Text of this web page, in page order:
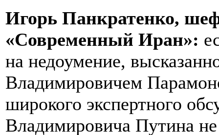
Игорь Панкратенко,
«Современный Иран»:
на недоумение,
Владимировичем
широкого экспертного
Владимировича Путина